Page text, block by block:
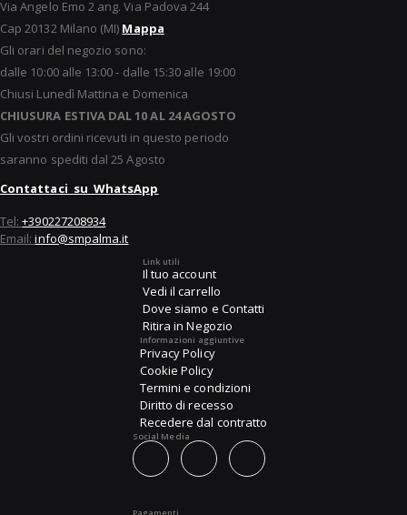
Via Angelo Emo 2 ang. Via Padova 244
Cap 20132 Milano (MI) Mappa
Gli orari del negozio sono:
dalle 10:00 alle 13:00 - dalle 15:30 alle 19:00
Chiusi Lunedì Mattina e Domenica
CHIUSURA ESTIVA DAL 10 AL 24 AGOSTO
Gli vostri ordini ricevuti in questo periodo
saranno spediti dal 25 Agosto
Contattaci su WhatsApp
Tel:+390227208934
Email:info@smpalma.it
Link utili
Il tuo account
Vedi il carrello
Dove siamo e Contatti
Ritira in Negozio
Informazioni aggiuntive
Privacy Policy
Cookie Policy
Termini e condizioni
Diritto di recesso
Recedere dal contratto
Social Media